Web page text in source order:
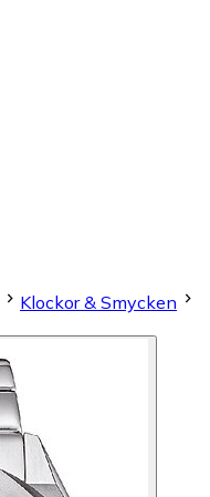
Klockor & Smycken